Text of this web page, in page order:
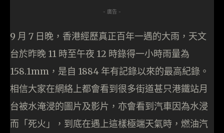
- 廣告 -
9 月 7 日晚，香港經歷真正百年一遇的大雨，天文
台於昨晚 11 時至午夜 12 時錄得一小時雨量為
158.1mm，是自 1884 年有記錄以來的最高紀錄。
相信大家在網絡上都會看到很多街道甚只港鐵站月
台被水淹浸的圖片及影片，亦會看到汽車因為水浸
而「死火」，到底在遇上這樣極端天氣時，燃油汽